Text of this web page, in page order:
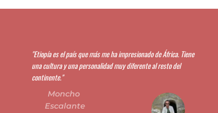
"Etiopía es el país que más me ha impresionado de África. Tiene
una cultura y una personalidad muy diferente al resto del
continente."
Moncho
Escalante